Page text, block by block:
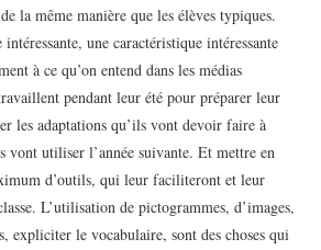
la même manière que les élèves typiques.
une caractéristique intéressante
à ce qu’on entend dans les médias
pendant leur été pour préparer leur
les adaptations qu’ils vont devoir faire à
vont utiliser l’année suivante. Et mettre en
d’outils, qui leur faciliteront et leur
L’utilisation de pictogrammes, d’images,
expliciter le vocabulaire, sont des choses qui